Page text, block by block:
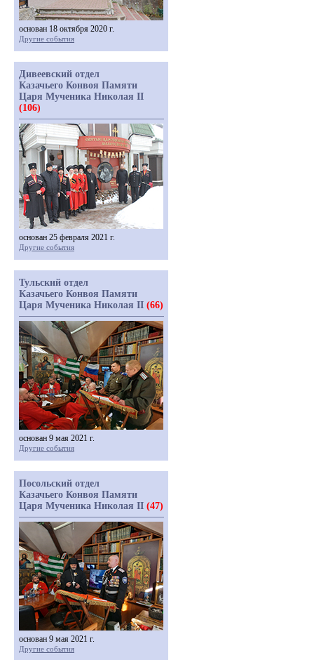
основан 18 октября 2020 г.
Другие события
Дивеевский отдел
Казачьего Конвоя Памяти
Царя Мученика Николая II
(106)
основан 25 февраля 2021 г.
Другие события
Тульский отдел
Казачьего Конвоя Памяти
Царя Мученика Николая II (66)
основан 9 мая 2021 г.
Другие события
Посольский отдел
Казачьего Конвоя Памяти
Царя Мученика Николая II (47)
основан 9 мая 2021 г.
Другие события